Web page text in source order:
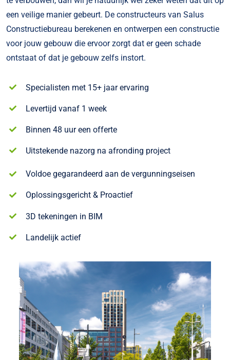
een veilige manier gebeurt. De constructeurs van Salus
Constructiebureau berekenen en ontwerpen een constructie
voor jouw gebouw die ervoor zorgt dat er geen schade
ontstaat of dat je gebouw zelfs instort.
Specialisten met 15+ jaar ervaring
Levertijd vanaf 1 week
Binnen 48 uur een offerte
Uitstekende nazorg na afronding project
Voldoe gegarandeerd aan de vergunningseisen
Oplossingsgericht & Proactief
3D tekeningen in BIM
Landelijk actief